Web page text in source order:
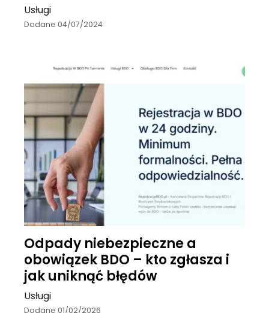
Usługi
Dodane 04/07/2024
Odpady niebezpieczne a
obowiązek BDO – kto zgłasza i
jak uniknąć błędów
Usługi
Dodane 01/02/2026